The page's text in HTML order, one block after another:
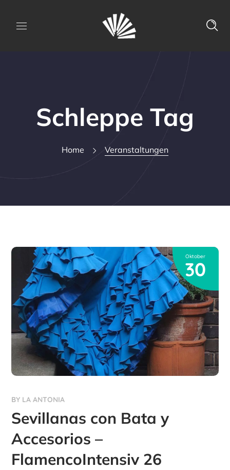
Schleppe Tag
Home Veranstaltungen
Oktober
30
BY LA ANTONIA
Sevillanas con Bata y
Accesorios –
FlamencoIntensiv 26